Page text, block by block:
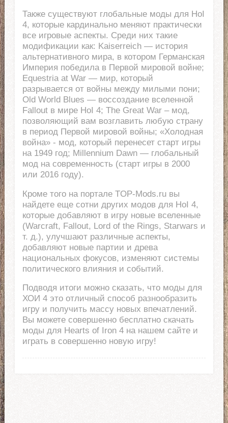
Также существуют глобальные моды для HoI
4, которые кардинально меняют практически
все игровые аспекты. Среди них такие
модификации как: Kaiserreich — история
альтернативного мира, в котором Германская
Империя победила в Первой мировой войне;
Equestria at War — мир, который
разрывается от войны между милыми пони;
Old World Blues — воссоздание вселенной
Fallout в мире HoI 4; The Great War – мод,
позволяющий вам возглавить любую страну
в период Первой мировой войны; «Холодная
война» - мод, который перенесет старт игры
на 1949 год; Millennium Dawn — глобальный
мод на современность (старт игры в 2000
или 2016 году).
Кроме того на портале TOP-Mods.ru вы
найдете еще сотни других модов для HoI 4,
которые добавляют в игру новые вселенные
(Warcraft, Fallout, Lord of the Rings, Starwars и
т. д.), улучшают различные аспекты,
добавляют новые партии и древа
национальных фокусов, изменяют системы
политического влияния и событий.
Подводя итоги можно сказать, что моды для
ХОИ 4 это отличный способ разнообразить
игру и получить массу новых впечатлений.
Вы можете совершенно бесплатно скачать
моды для Hearts of Iron 4 на нашем сайте и
играть в совершенно новую игру!